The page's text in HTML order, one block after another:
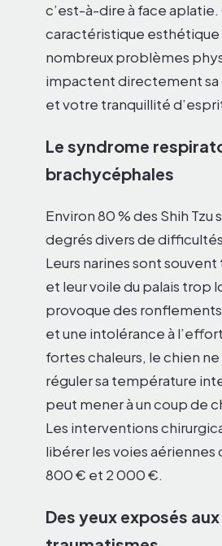
c’est-à-dire à face
caractéristique
nombreux problèmes
impactent directement sa
et votre tranquillité
Le syndrome
brachycéphales
Environ 80 % des Shih Tzu
degrés divers de
Leurs narines sont
et leur voile du palais trop
provoque des
et une intolérance à
fortes chaleurs, le chien
réguler sa température
peut mener à un coup de
Les interventions
libérer les voies
800 € et 2 000 €.
Des yeux exposés aux